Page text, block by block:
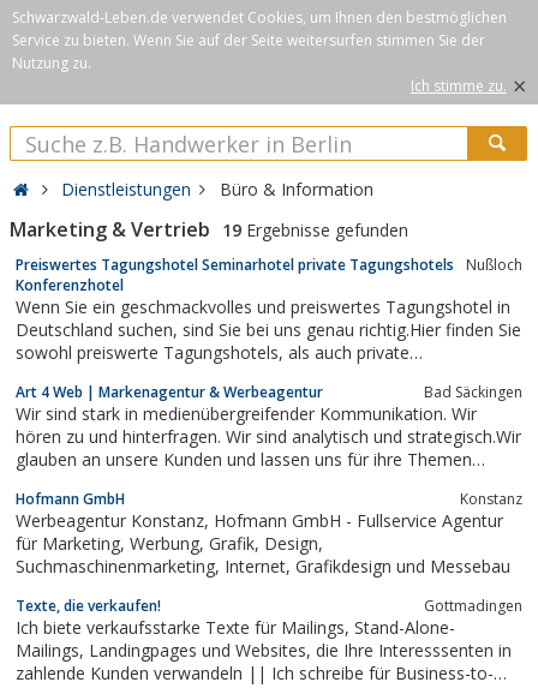
Schwarzwald-Leben.de verwendet Cookies, um Ihnen den bestmöglichen
Service zu bieten. Wenn Sie auf der Seite weitersurfen stimmen Sie der
Nutzung zu.
Ich stimme zu. ×
Dienstleistungen Büro & Information
Marketing & Vertrieb 19 Ergebnisse gefunden
Preiswertes Tagungshotel Seminarhotel private Tagungshotels
Konferenzhotel
Nußloch
Wenn Sie ein geschmackvolles und preiswertes Tagungshotel in
Deutschland suchen, sind Sie bei uns genau richtig.Hier finden Sie
sowohl preiswerte Tagungshotels, als auch private
zum Ziel gesetzt, Ihnen bundesweit eine günstige Lösung für Ihre
Seminare und...
Art 4 Web | Markenagentur & Werbeagentur Bad Säckingen
Wir sind stark in medienübergreifender Kommunikation. Wir
hören zu und hinterfragen. Wir sind analytisch und strategisch.Wir
glauben an unsere Kunden und lassen uns für ihre Themen
Produkt das Potential hat zu einer echten Marke zu
werden.Deshalb wollen wir verstehen um...
Hofmann GmbH Konstanz
Werbeagentur Konstanz, Hofmann GmbH - Fullservice Agentur
für Marketing, Werbung, Grafik, Design,
Suchmaschinenmarketing, Internet, Grafikdesign und Messebau
Texte, die verkaufen! Gottmadingen
Ich biete verkaufsstarke Texte für Mailings, Stand-Alone-
Mailings, Landingpages und Websites, die Ihre Interesssenten in
zahlende Kunden verwandeln || Ich schreibe für Business-to-